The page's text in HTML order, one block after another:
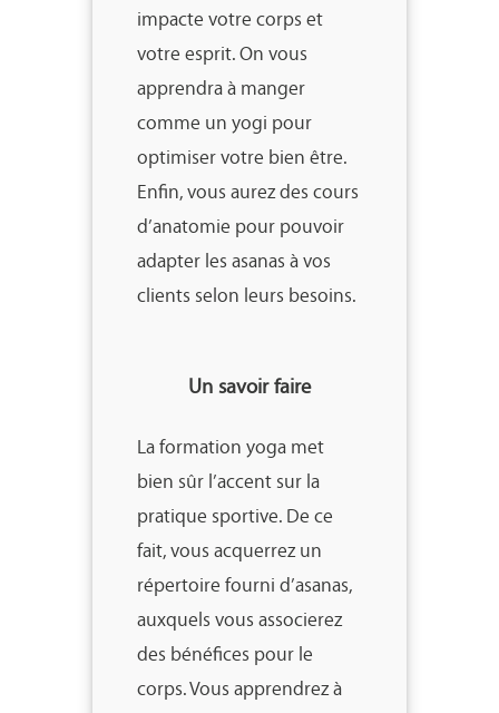
impacte votre corps et
votre esprit. On vous
apprendra à manger
comme un yogi pour
optimiser votre bien être.
Enfin, vous aurez des cours
d’anatomie pour pouvoir
adapter les asanas à vos
clients selon leurs besoins.
Un savoir faire
La formation yoga met
bien sûr l’accent sur la
pratique sportive. De ce
fait, vous acquerrez un
répertoire fourni d’asanas,
auxquels vous associerez
des bénéfices pour le
corps. Vous apprendrez à